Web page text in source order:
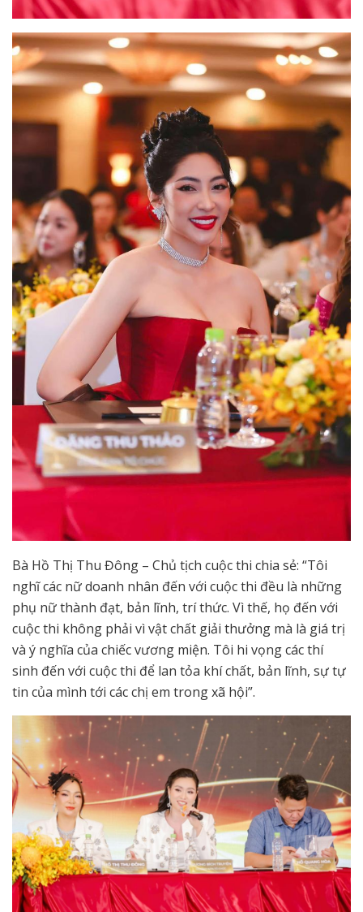
Bà Hồ Thị Thu Đông – Chủ tịch cuộc thi chia sẻ: “Tôi
nghĩ các nữ doanh nhân đến với cuộc thi đều là những
phụ nữ thành đạt, bản lĩnh, trí thức. Vì thế, họ đến với
cuộc thi không phải vì vật chất giải thưởng mà là giá trị
và ý nghĩa của chiếc vương miện. Tôi hi vọng các thí
sinh đến với cuộc thi để lan tỏa khí chất, bản lĩnh, sự tự
tin của mình tới các chị em trong xã hội”.